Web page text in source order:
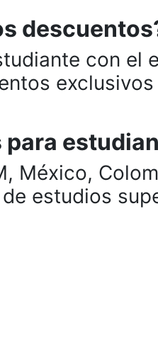
con el
México,
estudios